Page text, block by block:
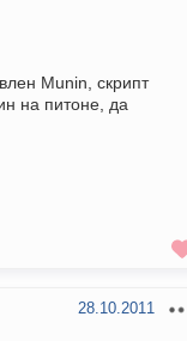
Munin, скрипт
на питоне, да
28.10.2011